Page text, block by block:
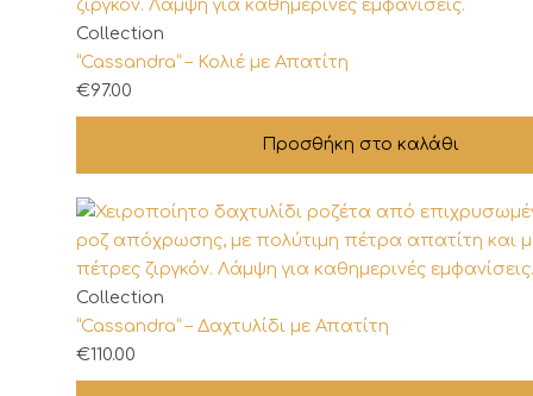
Collection
“Cassandra” – Κολιέ με Απατίτη
€97.00
Προσθήκη στο καλάθι
Collection
“Cassandra” – Δαχτυλίδι με Απατίτη
€110.00
Αυτό
το
προϊόν
έχει